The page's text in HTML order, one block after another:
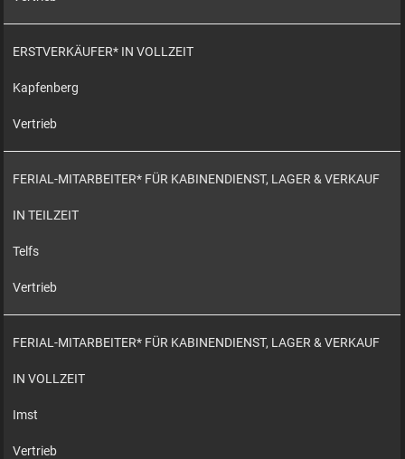
ERSTVERKÄUFER* IN VOLLZEIT
Kapfenberg
Vertrieb
FERIAL-MITARBEITER* FÜR KABINENDIENST, LAGER & VERKAUF
IN TEILZEIT
Telfs
Vertrieb
FERIAL-MITARBEITER* FÜR KABINENDIENST, LAGER & VERKAUF
IN VOLLZEIT
Imst
Vertrieb